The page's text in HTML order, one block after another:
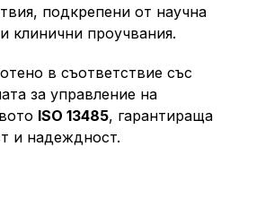
подкрепени от научна
клинични проучвания.
в съответствие със
за управление на
ISO 13485, гарантираща
и надеждност.